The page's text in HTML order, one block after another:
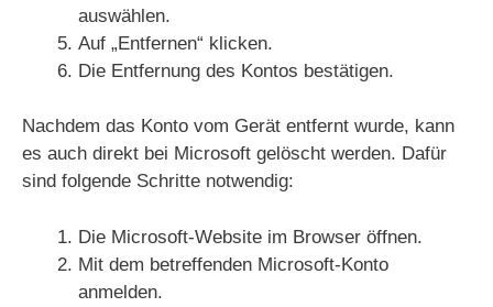
auswählen.
Auf „Entfernen“ klicken.
Die Entfernung des Kontos bestätigen.
Nachdem das Konto vom Gerät entfernt wurde, kann
es auch direkt bei Microsoft gelöscht werden. Dafür
sind folgende Schritte notwendig:
Die Microsoft-Website im Browser öffnen.
Mit dem betreffenden Microsoft-Konto
anmelden.